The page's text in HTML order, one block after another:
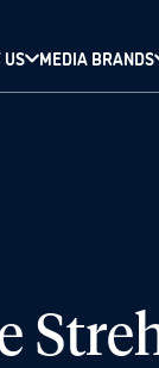
US MEDIA BRANDS